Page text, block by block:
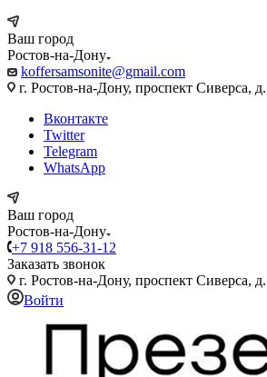
Ваш город
Ростов-на-Дону
koffersamsonite@gmail.com
г. Ростов-на-Дону, проспект Сиверса,
Вконтакте
Twitter
Telegram
WhatsApp
Ваш город
Ростов-на-Дону
+7 918 556-31-12
Заказать звонок
г. Ростов-на-Дону, проспект Сиверса,
Войти